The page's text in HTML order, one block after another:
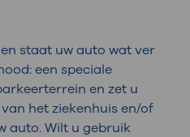
staat uw auto wat ver
een speciale
en zet u
het ziekenhuis en/of
auto. Wilt u gebruik